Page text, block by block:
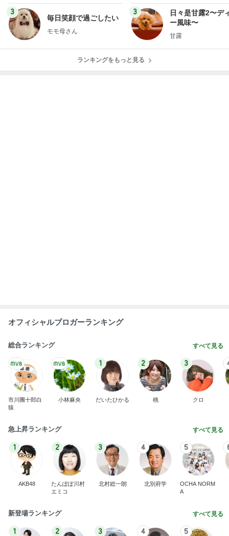
3
毎日笑顔で過ごしたい
モモ母さん
3
日々是甘露2〜デ
ー風味〜
甘露
ランキングをもっと見る
オフィシャルブロガーランキング
総合ランキング すべて見る
市川團十郎白
猿
小林麻央
1
だいたひかる
2
桃
3
クロ
急上昇ランキング すべて見る
1
AKB48
2
たんぽぽ川村
エミコ
3
北村総一朗
4
北別府学
5
OCHA NORM
A
新登場ランキング すべて見る
1 2 3 4 5